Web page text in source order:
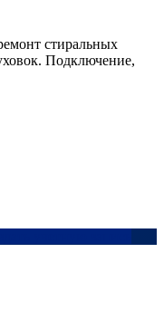
стиральных
Подключение,